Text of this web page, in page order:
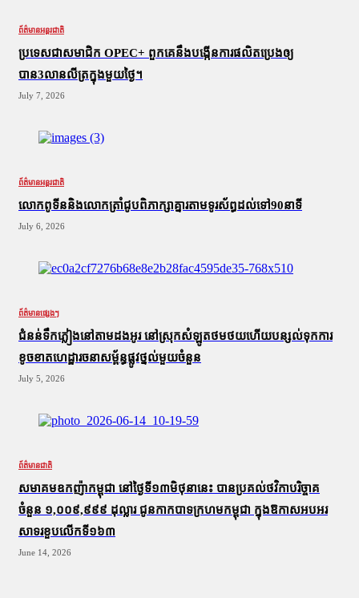
ព័ត៌មានអន្តរជាតិ
ប្រទេសជាសមាជិក OPEC+​ ពួកគេនឹងបង្កើនការផលិតប្រេងឲ្យ
បាន3លានលីត្រក្នុងមួយថ្ងៃ។
July 7, 2026
ព័ត៌មានអន្តរជាតិ
លោកពូទីននិងលោកត្រាំជូបពិភាក្សាគ្នារតាមទូរស័ព្ធដល់ទៅ90នាទី
July 6, 2026
ព័ត៌មានផ្សេងៗ
ជំនន់​ទឹកភ្លៀង​នៅ​តាម​ដងអូរ​ នៅ​ស្រុក​សំឡូត​ថមថយ​ហើយ​បន្សល់​ទុក​ការ​
ខូចខាត​ហេដ្ឋារចនាសម្ព័ន្ធ​ផ្លូវថ្នល់​មួយ​ចំនួន
July 5, 2026
ព័ត៌មានជាតិ
សមាគមឧកញ៉ាកម្ពុជា នៅថ្ងៃទី១៣មិថុនានេះ បានប្រគល់ថវិកាបរិច្ចាគ
ចំនួន ១,០០៩,៩៩៩ ដុល្លារ ជូនកាកបាទក្រហមកម្ពុជា ក្នុងឱកាសអបអរ
សាទរខួបលើកទី១៦៣
June 14, 2026